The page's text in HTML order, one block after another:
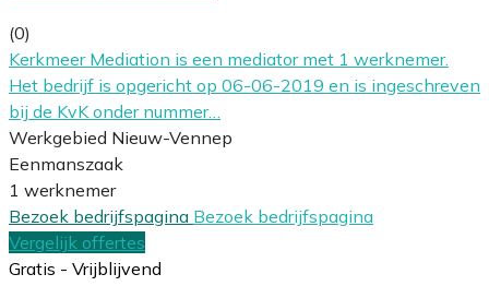
(0)
Kerkmeer Mediation is een mediator met 1 werknemer.
Het bedrijf is opgericht op 06-06-2019 en is ingeschreven
bij de KvK onder nummer…
Werkgebied Nieuw-Vennep
Eenmanszaak
1 werknemer
Bezoek bedrijfspagina Bezoek bedrijfspagina
Vergelijk offertes
Gratis - Vrijblijvend